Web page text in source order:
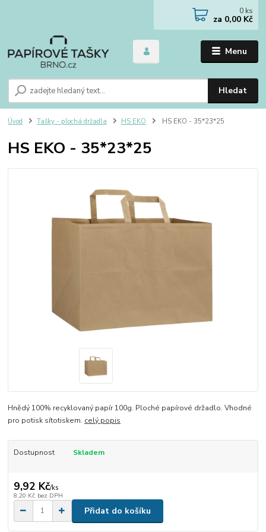
Menu
Hledat
0 ks
za 0,00 Kč
Úvod Tašky - plochá držadla HS EKO HS EKO - 35*23*25
HS EKO - 35*23*25
Hnědý 100% recyklovaný papír 100g. Ploché papírové držadlo. Vhodné
pro potisk sítotiskem. celý popis
Dostupnost Skladem
9,92 Kč/ks
8,20 Kč bez DPH
Přidat do košíku